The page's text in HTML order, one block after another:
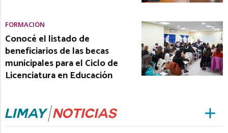
FORMACIÓN
Conocé el listado de
beneficiarios de las becas
municipales para el Ciclo de
Licenciatura en Educación